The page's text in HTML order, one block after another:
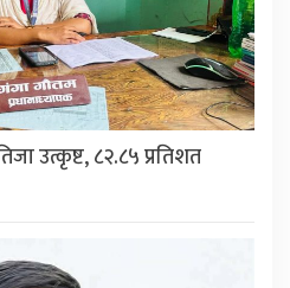
उत्कृष्ट, ८२.८५ प्रतिशत